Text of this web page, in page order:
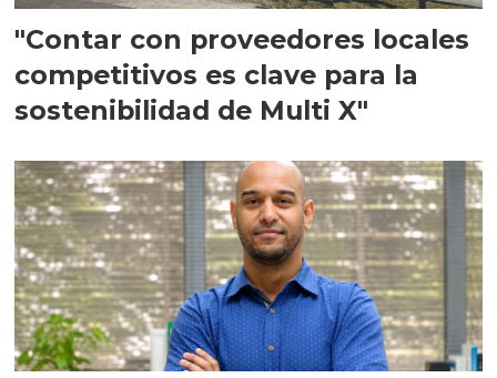
"Contar con proveedores locales
competitivos es clave para la
sostenibilidad de Multi X"